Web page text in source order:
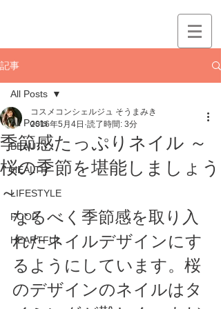
記事
All Posts
BEAUTY
HEALTH
LIFESTYLE
FOOD
HEARTFUL
All Posts
季節感たっぷりネイル ～
桜の季節を堪能しましょう
～
コスメコンシェルジュ そうまみき
2016年5月4日 読了時間: 3分
なるべく季節感を取り入
れたネイルデザインにす
るようにしています。桜
のデザインのネイルはタ